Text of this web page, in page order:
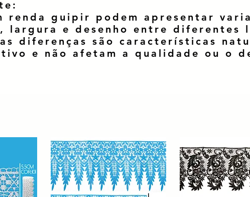
renda guipir podem apresentar
largura e desenho entre diferentes
diferenças são características
e não afetam a qualidade ou o